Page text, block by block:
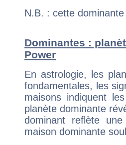
N.B. : cette
Dominantes :
Power
En astrologie, les
fondamentales, les
maisons indiquent
planète dominante
dominant reflète
maison dominante